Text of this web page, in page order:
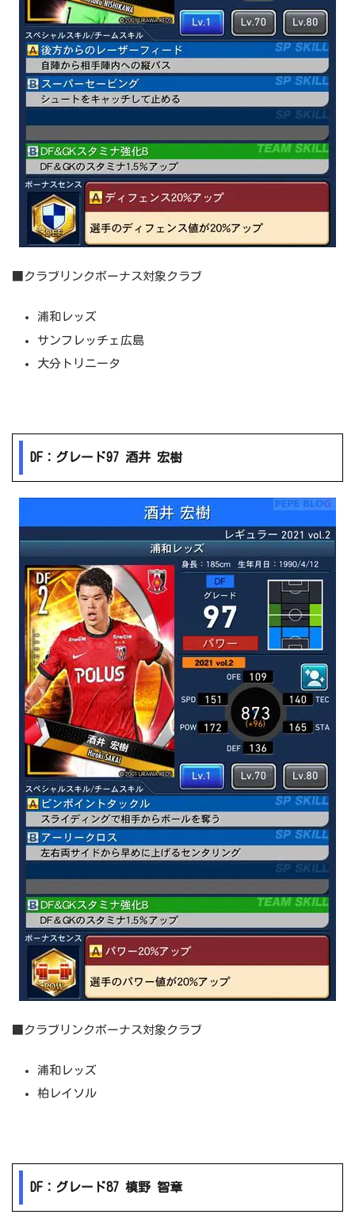
■クラブリンクボーナス対象クラブ
浦和レッズ
サンフレッチェ広島
大分トリニータ
DF：グレード97 酒井 宏樹
■クラブリンクボーナス対象クラブ
浦和レッズ
柏レイソル
DF：グレード87 槙野 智章